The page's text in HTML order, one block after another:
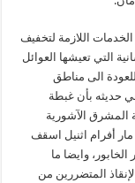
اللازمة لتخفيف
التي تعيشها العوائل
الى مناطق
حديثه بأن غبطة
المشرق الآشورية
أفرام اثنيل اسقف
وايضا ما
المتضررين من